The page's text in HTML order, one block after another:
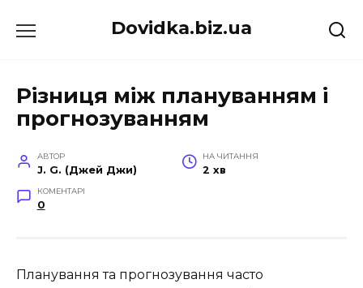
до
Dovidka.biz.ua
Різниця між плануванням і
прогнозуванням
АВТОР
J. G. (Джей Джи)
НА ЧИТАННЯ
2 хв
КОМЕНТАРІ
0
Планування та прогнозування часто